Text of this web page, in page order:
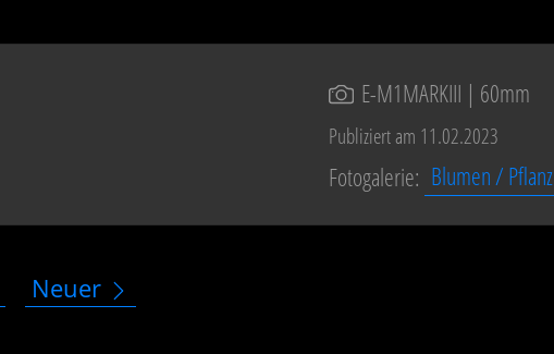
E-M1MARKIII | 60mm
Publiziert am 11.02.2023
Fotogalerie: Blumen /
Neuer